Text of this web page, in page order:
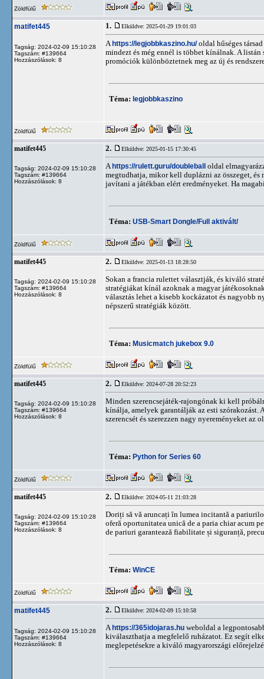
Zöldfülű
matifet445
Tagság: 2024-02-09 15:10:28
Tagszám: #139664
Hozzászólások: 8
1. Elküldve: 2025-01-29 19:01:03
A https://legjobbkaszino.hu/oldal hűséges
mindezt és még ennél is többet kínálnak. A
promóciók különböztetnek meg az új és
Téma: legjobbkaszino
Zöldfülű
matifet445
Tagság: 2024-02-09 15:10:28
Tagszám: #139664
Hozzászólások: 8
2. Elküldve: 2025-01-15 17:30:45
A https://rulett.guru/doubleball oldal
megtudhatja, mikor kell duplázni az összeget,
javítani a játékban elért eredményeket. Ha
Téma: USB-Smart Dongle/Full aktivált/
Zöldfülű
matifet445
Tagság: 2024-02-09 15:10:28
Tagszám: #139664
Hozzászólások: 8
2. Elküldve: 2025-01-13 18:28:50
Sokan a francia rulettet választják, és kiváló
stratégiákat kínál azoknak a magyar
választás lehet a kisebb kockázatot és nagyobb
népszerű stratégiák között.
Téma: Musicmatch jukebox 9.0
Zöldfülű
matifet445
Tagság: 2024-02-09 15:10:28
Tagszám: #139664
Hozzászólások: 8
2. Elküldve: 2024-07-28 20:52:23
Minden szerencsejáték-rajongónak ki kell
kínálja, amelyek garantálják az esti szórakozást.
szerencsét és szerezzen nagy nyereményeket
Téma: Python for Series 60
Zöldfülű
matifet445
Tagság: 2024-02-09 15:10:28
Tagszám: #139664
Hozzászólások: 8
2. Elküldve: 2024-05-11 21:03:28
Doriți să vă aruncați în lumea incitantă a
oferă oportunitatea unică de a paria chiar acum
de pariuri garantează fiabilitate și siguranță,
Téma: WinCE
Zöldfülű
matifet445
Tagság: 2024-02-09 15:10:28
Tagszám: #139664
Hozzászólások: 8
2. Elküldve: 2024-02-09 15:10:58
A https://365idojaras.hu weboldal a
kiválaszthatja a megfelelő ruházatot. Ez segít
meglepetésekre a kiváló magyarországi